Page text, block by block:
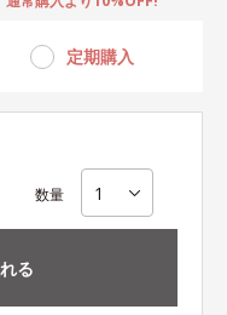
定期購入
数量
る